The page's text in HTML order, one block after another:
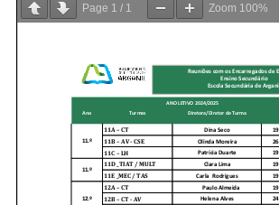
Page 1 / 1 Zoom 100%